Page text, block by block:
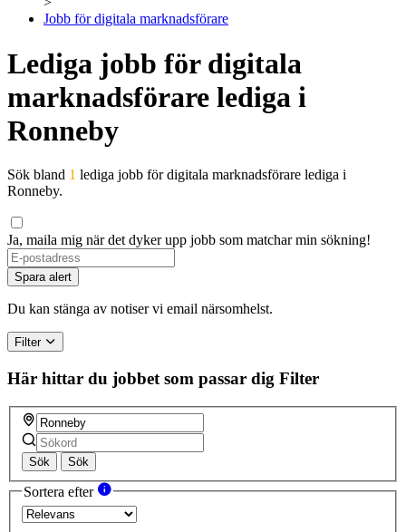
Jobb för digitala marknadsförare
Lediga jobb för digitala
marknadsförare lediga i
Ronneby
Sök bland 1 lediga jobb för digitala marknadsförare lediga i
Ronneby.
Ja, maila mig när det dyker upp jobb som matchar min sökning!
Spara alert
Du kan stänga av notiser vi email närsomhelst.
Filter
Här hittar du jobbet som passar dig Filter
Sök Sök
Sortera efter